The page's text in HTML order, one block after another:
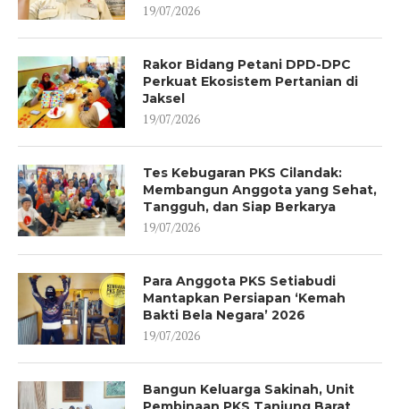
19/07/2026
Rakor Bidang Petani DPD-DPC
Perkuat Ekosistem Pertanian di
Jaksel
19/07/2026
Tes Kebugaran PKS Cilandak:
Membangun Anggota yang Sehat,
Tangguh, dan Siap Berkarya
19/07/2026
Para Anggota PKS Setiabudi
Mantapkan Persiapan ‘Kemah
Bakti Bela Negara’ 2026
19/07/2026
Bangun Keluarga Sakinah, Unit